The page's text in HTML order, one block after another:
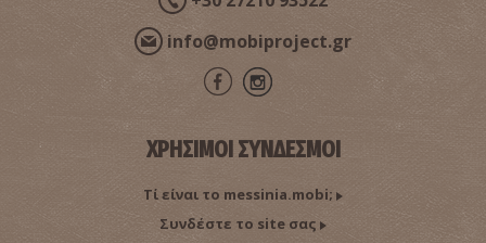
info@mobiproject.gr
ΧΡΗΣΙΜΟΙ ΣΥΝΔΕΣΜΟΙ
Τί είναι το messinia.mobi;
Συνδέστε το site σας